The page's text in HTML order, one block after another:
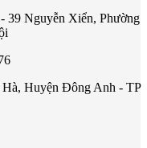
39 Nguyễn Xiển, Phường
Huyện Đông Anh - TP